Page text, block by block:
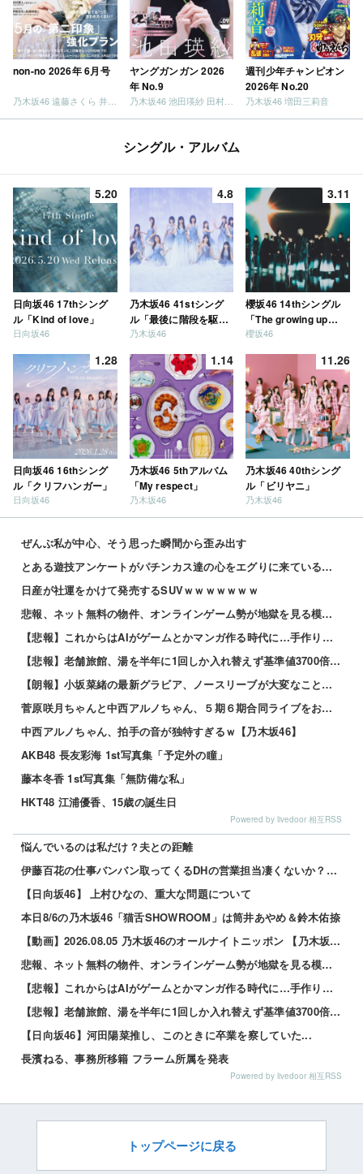
non-no 2026年 6月号
ヤングガンガン 2026
年 No.9
乃木坂46 池田瑛紗 田村真佑
週刊少年チャンピオン
2026年 No.20
乃木坂46 増田三莉音
シングル・アルバム
5.20
日向坂46 17thシング
ル「Kind of love」
日向坂46
4.8
乃木坂46 41stシング
ル「最後に階段を駆け
上がったのはいつ
乃木坂46
3.11
櫻坂46 14thシングル
「The growing up
train」
櫻坂46
1.28
日向坂46 16thシング
ル「クリフハンガー」
日向坂46
1.14
乃木坂46 5thアルバム
「My respect」
乃木坂46
11.26
乃木坂46 40thシング
ル「ビリヤニ」
乃木坂46
ぜんぶ私が中心、そう思った瞬間から歪み出す
とある遊技アンケートがパチンカス達の心をエグりに来ていると話題ｗｗｗｗｗ
日産が社運をかけて発売するSUVｗｗｗｗｗｗｗ
悲報、ネット無料の物件、オンラインゲーム勢が地獄を見る模様wwwwww 他
【悲報】これからはAIがゲームとかマンガ作る時代に…手作りはオワコン？ 他
【悲報】老舗旅館、湯を半年に1回しか入れ替えず基準値3700倍のレジオネラ菌増殖…その理由がこれｗｗ...
【朗報】小坂菜緒の最新グラビア、ノースリーブが大変なことになってるって...
菅原咲月ちゃんと中西アルノちゃん、５期６期合同ライブをおねだり！！！【乃木坂46】
中西アルノちゃん、拍手の音が独特すぎるｗ【乃木坂46】
AKB48 長友彩海 1st写真集「予定外の瞳」
藤本冬香 1st写真集「無防備な私」
HKT48 江浦優香、15歳の誕生日
Powered by livedoor 相互RSS
悩んでいるのは私だけ？夫との距離
伊藤百花の仕事バンバン取ってくるDHの営業担当凄くないか？今年のボーナス凄いことになりそう！！【AK...
【日向坂46】 上村ひなの、重大な問題について
本日8/6の乃木坂46「猫舌SHOWROOM」は筒井あやめ＆鈴木佑捺
【動画】2026.08.05 乃木坂46のオールナイトニッポン 【乃木坂46 井上和】
悲報、ネット無料の物件、オンラインゲーム勢が地獄を見る模様wwwwww 他
【悲報】これからはAIがゲームとかマンガ作る時代に…手作りはオワコン？ 他
【悲報】老舗旅館、湯を半年に1回しか入れ替えず基準値3700倍のレジオネラ菌増殖…その理由がこれｗｗ...
【日向坂46】河田陽菜推し、このときに卒業を察していた...
長濱ねる、事務所移籍 フラーム所属を発表
Powered by livedoor 相互RSS
トップページに戻る